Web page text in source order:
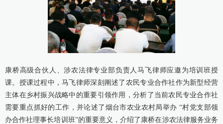
康桥高级合伙人、涉农法律专业部负责人马飞律师应邀为培训班授
课。授课过程中，马飞律师深刻阐述了农民专业合作社作为新型经营
主体在乡村振兴战略中的重要引领作用，分析了当前农民专业合作社
需要重点抓好的工作，并论述了烟台市农业农村局举办 “村党支部领
办合作社理事长培训班”的重要意义，介绍了康桥在涉农法律服务业务